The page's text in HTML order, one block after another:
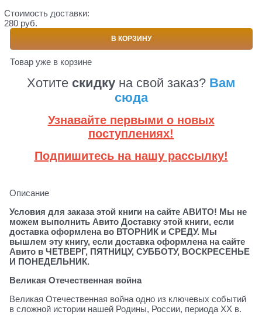
Стоимость доставки:
280 руб.
В КОРЗИНУ
Товар уже в корзине
Хотите скидку на свой заказ? Вам
сюда
Узнавайте первыми о новых
поступлениях!
Подпишитесь на нашу рассылку!
Описание
Условия для заказа этой книги на сайте АВИТО! Мы не
можем выполнить Авито Доставку этой книги, если
доставка оформлена во ВТОРНИК и СРЕДУ. Мы
вышлем эту книгу, если доставка оформлена на сайте
Авито в ЧЕТВЕРГ, ПЯТНИЦУ, СУББОТУ, ВОСКРЕСЕНЬЕ
И ПОНЕДЕЛЬНИК.
Великая Отечественная война
Великая Отечественная война одно из ключевых событий
в сложной истории нашей Родины, России, периода ХХ в.